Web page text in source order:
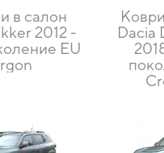
в салон
2012 -
EU
Dacia